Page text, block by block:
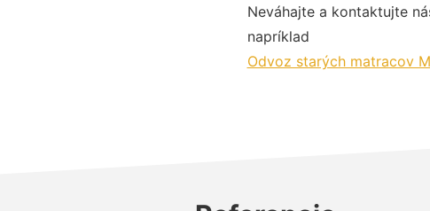
Neváhajte a kontaktujte
napríklad
Odvoz starých matracov